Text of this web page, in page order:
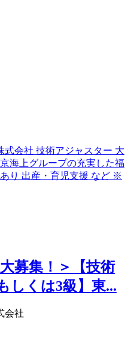
募集！＞【技術
しくは3級】東...
会社